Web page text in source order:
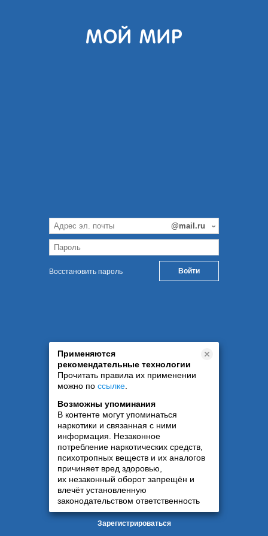
Восстановить пароль
Применяются
рекомендательные технологии
Прочитать правила их применении
можно по ссылке
Возможны упоминания
В контенте могут упоминаться
наркотики и связанная с ними
информация. Незаконное
потребление наркотических средств,
психотропных веществ и их аналогов
причиняет вред здоровью,
их незаконный оборот запрещён и
влечёт установленную
законодательством ответственность
Зарегистрироваться